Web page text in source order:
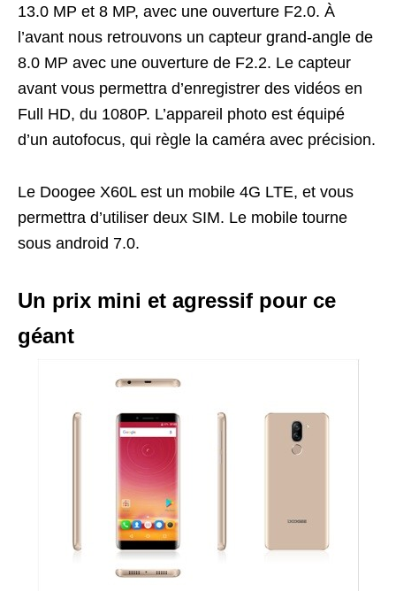
13.0 MP et 8 MP, avec une ouverture F2.0. À
l’avant nous retrouvons un capteur grand-angle de
8.0 MP avec une ouverture de F2.2. Le capteur
avant vous permettra d’enregistrer des vidéos en
Full HD, du 1080P. L’appareil photo est équipé
d’un autofocus, qui règle la caméra avec précision.
Le Doogee X60L est un mobile 4G LTE, et vous
permettra d’utiliser deux SIM. Le mobile tourne
sous android 7.0.
Un prix mini et agressif pour ce
géant